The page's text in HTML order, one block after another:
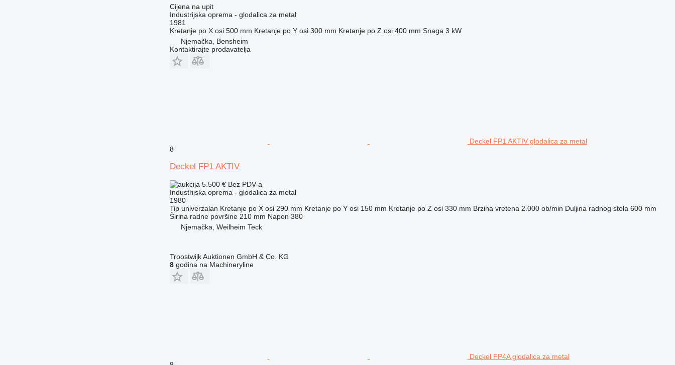
Cijena na upit
Industrijska oprema - glodalica za metal
1981
Kretanje po X osi 500 mm Kretanje po Y osi 300 mm Kretanje po Z osi 400 mm Snaga 3 kW
Njemačka, Bensheim
Kontaktirajte prodavatelja
Deckel FP1 AKTIV glodalica za metal
8
Deckel FP1 AKTIV
5.500 € Bez PDV-a
Industrijska oprema - glodalica za metal
1980
Tip univerzalan Kretanje po X osi 290 mm Kretanje po Y osi 150 mm Kretanje po Z osi 330 mm Brzina vretena 2.000 ob/min Duljina radnog stola 600 mm
Širina radne površine 210 mm Napon 380
Njemačka, Weilheim Teck
Troostwijk Auktionen GmbH & Co. KG
8godina na Machineryline
Deckel FP4A glodalica za metal